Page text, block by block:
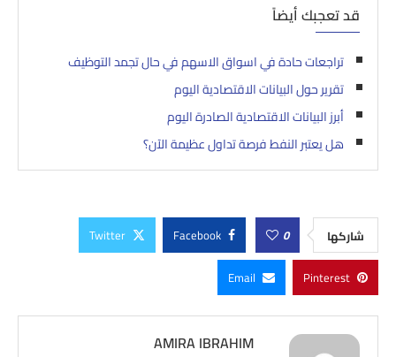
قد تعجبك أيضاً
تراجعات حادة في اسواق الاسهم في حال تجمد التوظيف
تقرير حول البيانات الاقتصادية اليوم
أبرز البيانات الاقتصادية الصادرة اليوم
هل يعتبر النفط فرصة تداول عظيمة الآن؟
شاركها 0
Facebook
Twitter
Pinterest
Email
AMIRA IBRAHIM